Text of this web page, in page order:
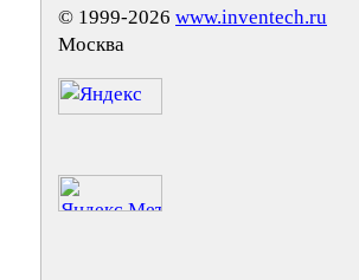
© 1999-2026 www.inventech.ru
Москва